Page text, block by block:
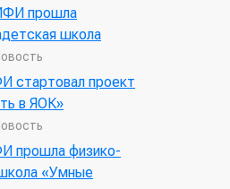
прошла
школа
проект
в ЯОК»
прошла физико-
«Умные